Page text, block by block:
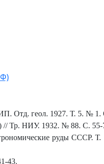
Отд. геол. 1927. Т. 5. № 1.
// Тр. НИУ. 1932. № 88. С. 55-
руды СССР.
43.